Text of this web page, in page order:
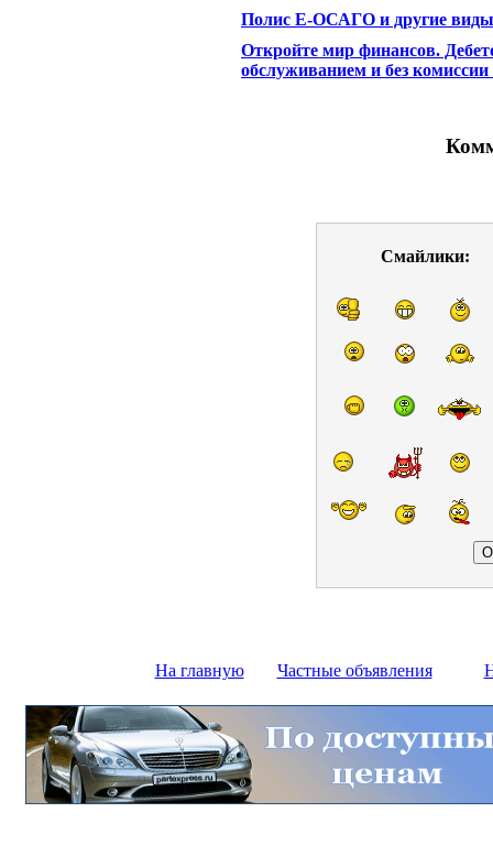
Полис Е-ОСАГО и другие виды
Откройте мир финансов.
обслуживанием и без комиссии
Смайлики:
На главную Частные объявления